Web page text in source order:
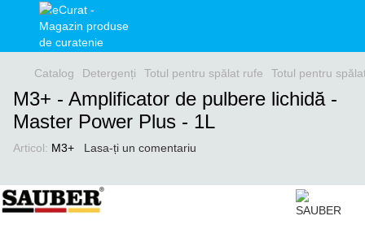
Catalog Detergenți Totul pentru spălat rufe Totul pentru
M3+ - Amplificator de pulbere lichidă -
Master Power Plus - 1L
Articol: M3+ Lasa-ți un comentariu